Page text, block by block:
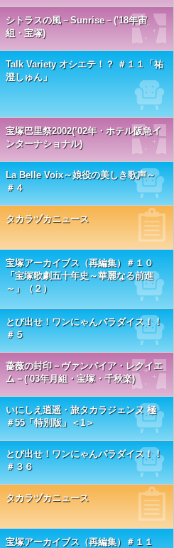
シトラスの風－Sunrise－('18年宙
組・宝塚)
Talk Variety オシエテ！？ ＃１１「祐
澄しゅん」
宝塚巴里祭2002(’02年・ホテル阪急イ
ンターナショナル)
La Belle Voix～娘役の美しき歌声～
＃４
タカラヅカニュース
宝塚アーカイブス（再編集）＃１０
「宝塚歌劇五十年史～華麗なる前進
～」（２）
とび出せ！ワンにゃんパラダイス！！
＃５
薔薇の封印－ヴァンパイア・レクイエ
ム－(’03年月組・宝塚・千秋楽)
いにしえ逍遥・旅タカラジェンヌ 極
＃55「特別版」＜1＞
とび出せ！ワンにゃんパラダイス！！
＃３６
タカラヅカニュース
宝塚アーカイブス（再編集）＃１１